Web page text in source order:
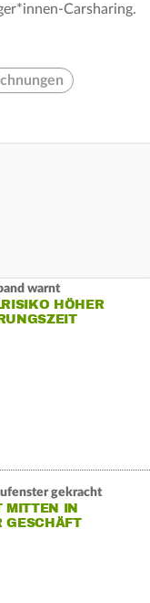
Carsharing.
warnt
HÖHER
gekracht
MITTEN IN
GESCHÄFT